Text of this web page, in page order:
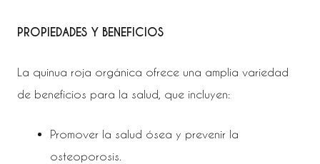
PROPIEDADES Y BENEFICIOS
La quinua roja orgánica ofrece una amplia variedad
de beneficios para la salud, que incluyen:
Promover la salud ósea y prevenir la
osteoporosis.